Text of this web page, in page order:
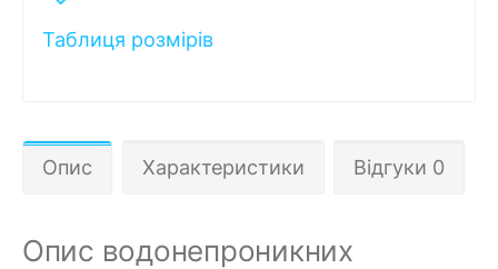
Таблиця розмірів
Опис Характеристики Відгуки 0
Опис водонепроникних